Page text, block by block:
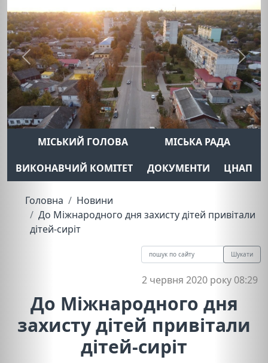
Previous Next
МІСЬКИЙ ГОЛОВА
МІСЬКА РАДА
ВИКОНАВЧИЙ КОМІТЕТ
ДОКУМЕНТИ ЦНАП
Головна
Новини
До Міжнародного дня захисту дітей привітали
дітей-сиріт
Шукати
2 червня 2020 року 08:29
До Міжнародного дня
захисту дітей привітали
дітей-сиріт